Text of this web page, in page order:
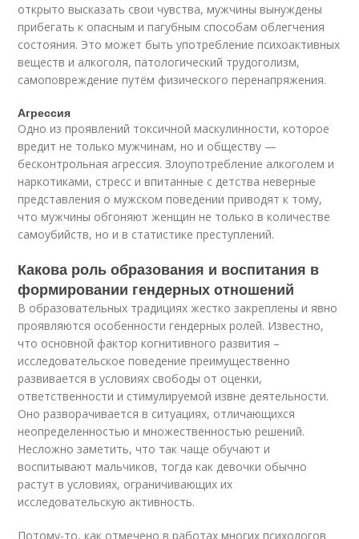
открыто высказать свои чувства, мужчины вынуждены
прибегать к опасным и пагубным способам облегчения
состояния. Это может быть употребление психоактивных
веществ и алкоголя, патологический трудоголизм,
самоповреждение путём физического перенапряжения.
Агрессия
Одно из проявлений токсичной маскулинности, которое
вредит не только мужчинам, но и обществу —
бесконтрольная агрессия. Злоупотребление алкоголем и
наркотиками, стресс и впитанные с детства неверные
представления о мужском поведении приводят к тому,
что мужчины обгоняют женщин не только в количестве
самоубийств, но и в статистике преступлений.
Какова роль образования и воспитания в
формировании гендерных отношений
В образовательных традициях жестко закреплены и явно
проявляются особенности гендерных ролей. Известно,
что основной фактор когнитивного развития –
исследовательское поведение преимущественно
развивается в условиях свободы от оценки,
ответственности и стимулируемой извне деятельности.
Оно разворачивается в ситуациях, отличающихся
неопределенностью и множественностью решений.
Несложно заметить, что так чаще обучают и
воспитывают мальчиков, тогда как девочки обычно
растут в условиях, ограничивающих их
исследовательскую активность.
Потому-то, как отмечено в работах многих психологов